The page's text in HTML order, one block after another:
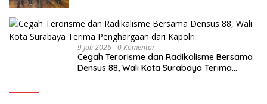
9 Juli 2026 0 Komentar
Cegah Terorisme dan Radikalisme Bersama
Densus 88, Wali Kota Surabaya Terima